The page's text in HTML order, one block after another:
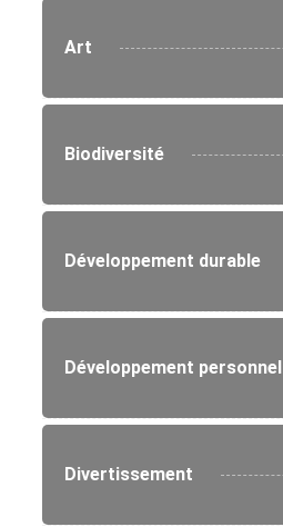
Art
Biodiversité
Développement durable
Développement personnel
Divertissement